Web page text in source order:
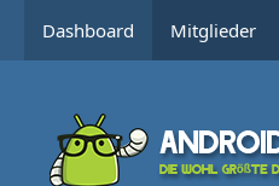
Dashboard Mitglieder